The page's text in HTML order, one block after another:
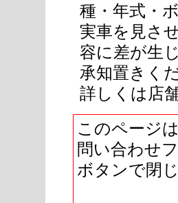
種・年式・
実車を見さ
容に差が生
承知置きく
詳しくは店
このページ
問い合わせ
ボタンで閉